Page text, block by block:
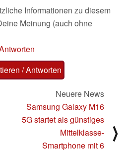
Informationen zu diesem
Meinung (auch ohne
/ Antworten
Neuere News
Samsung Galaxy M16
5G startet als günstiges
Mittelklasse-
Smartphone mit 6
⟩